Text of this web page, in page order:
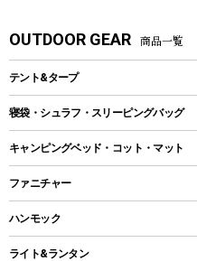
OUTDOOR GEAR 商品一覧
テント&タープ
テント
ツールームテント
ワンポールテント
シェルターテント
寝袋・シュラフ・スリーピングバッグ
レクタングラー型（封筒型）シュラフ
インナーシュラフ
キャンピングベッド・コット・マット
キャンピングベッド・コット
インフレータブルマット
ファニチャー
アウトドアテーブル
ハンモック
ライト&ランタン